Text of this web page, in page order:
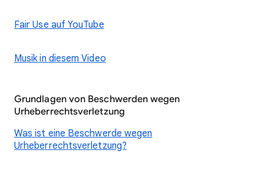
Fair Use auf YouTube
Musik in diesem Video
Grundlagen von Beschwerden wegen
Urheberrechtsverletzung
Was ist eine Beschwerde wegen
Urheberrechtsverletzung?